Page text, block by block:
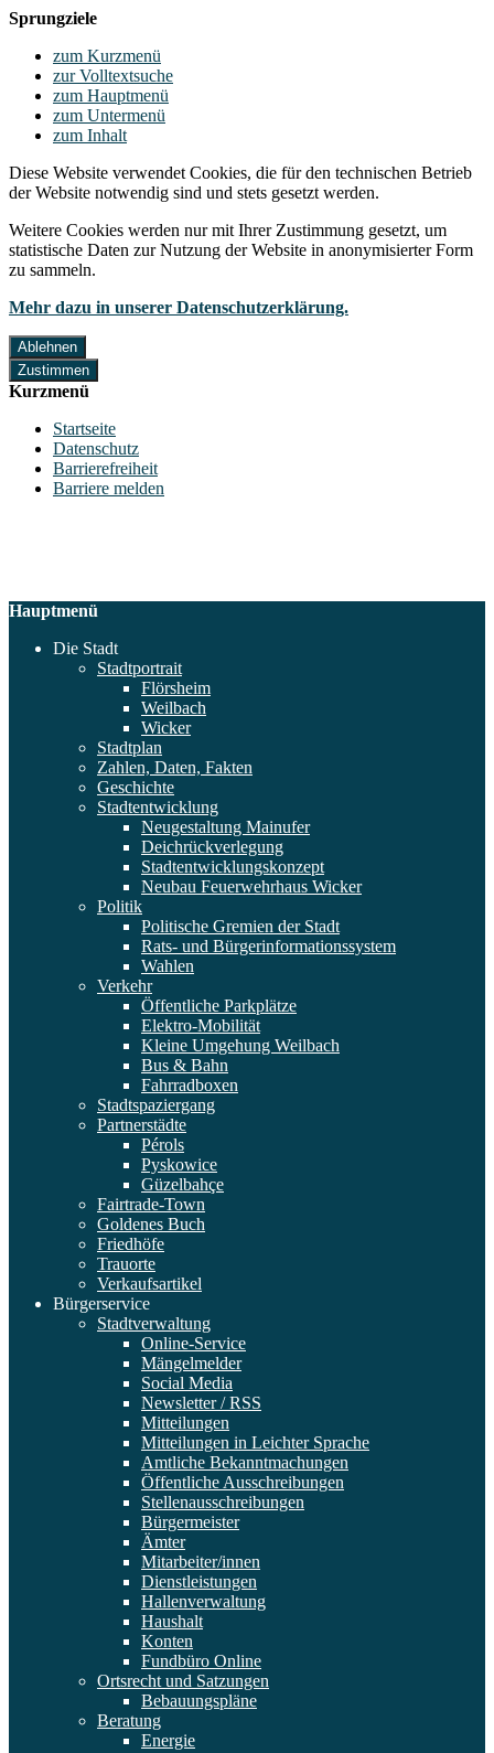
Sprungziele
zum Kurzmenü
zur Volltextsuche
zum Hauptmenü
zum Untermenü
zum Inhalt
Diese Website verwendet Cookies, die für den technischen Betrieb
der Website notwendig sind und stets gesetzt werden.
Weitere Cookies werden nur mit Ihrer Zustimmung gesetzt, um
statistische Daten zur Nutzung der Website in anonymisierter Form
zu sammeln.
Mehr dazu in unserer Datenschutzerklärung.
Ablehnen
Zustimmen
Kurzmenü
Startseite
Datenschutz
Barrierefreiheit
Barriere melden
Hauptmenü
Die Stadt
Stadtportrait
Flörsheim
Weilbach
Wicker
Stadtplan
Zahlen, Daten, Fakten
Geschichte
Stadtentwicklung
Neugestaltung Mainufer
Deichrückverlegung
Stadtentwicklungskonzept
Neubau Feuerwehrhaus Wicker
Politik
Politische Gremien der Stadt
Rats- und Bürgerinformationssystem
Wahlen
Verkehr
Öffentliche Parkplätze
Elektro-Mobilität
Kleine Umgehung Weilbach
Bus & Bahn
Fahrradboxen
Stadtspaziergang
Partnerstädte
Pérols
Pyskowice
Güzelbahçe
Fairtrade-Town
Goldenes Buch
Friedhöfe
Trauorte
Verkaufsartikel
Bürgerservice
Stadtverwaltung
Online-Service
Mängelmelder
Social Media
Newsletter / RSS
Mitteilungen
Mitteilungen in Leichter Sprache
Amtliche Bekanntmachungen
Öffentliche Ausschreibungen
Stellenausschreibungen
Bürgermeister
Ämter
Mitarbeiter/innen
Dienstleistungen
Hallenverwaltung
Haushalt
Konten
Fundbüro Online
Ortsrecht und Satzungen
Bebauungspläne
Beratung
Energie